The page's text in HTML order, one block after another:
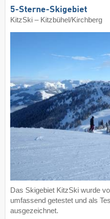
5-Sterne-Skigebiet
KitzSki – Kitzbühel/​Kirchberg
Das Skigebiet KitzSki wurde
umfassend getestet und als
ausgezeichnet.